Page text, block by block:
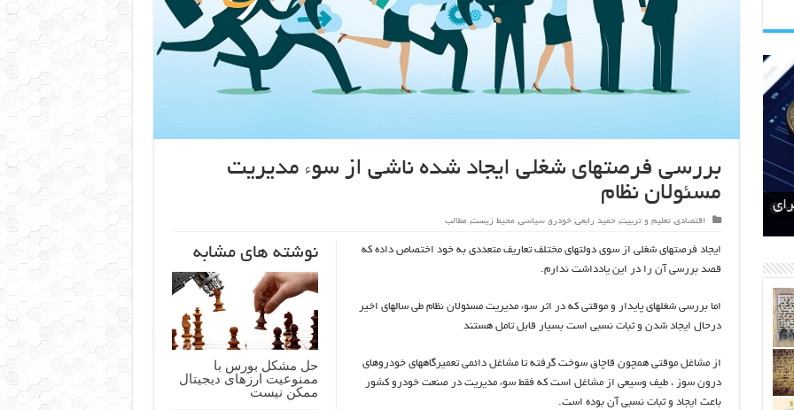
بررسی فرصتهای شغلی ایجاد شده ناشی از سوء مدیریت
مسئولان نظام
اقتصادی,تعلیم و تربیت,حمید رابعی,خودرو,سیاسی, محیط زیست, مطالب
نوشته های مشابه
حل مشکل بورس با
ممنوعیت ارزهای دیجیتال
ممکن نیست
ایجاد فرصتهای شغلی از سوی دولتهای مختلف تعاریف متعددی به خود اختصاص داده که
قصد بررسی آن را در این یادداشت ندارم.
اما بررسی شغلهای پایدار و موقتی که در اثر سوء مدیریت مسئولان نظام طی سالهای اخیر
درحال ایجاد شدن و ثبات نسبی است بسیار قابل تامل هستند
از مشاغل موقتی همچون قاچاق سوخت گرفته تا مشاغل دائمی تعمیرگاههای خودروهای
درون سوز ، طیف وسیعی از مشاغل است که فقط سوء مدیریت در صنعت خودرو کشور
باعث ایجاد و ثبات نسبی آن بوده است.
مالکان اراضی شاهنامه ۳۵